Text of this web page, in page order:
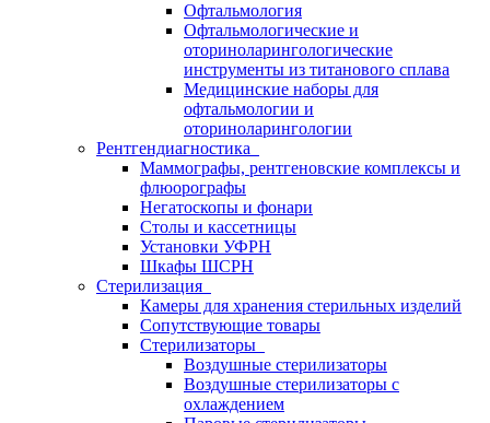
Офтальмология
Офтальмологические и
оториноларингологические
инструменты из титанового сплава
Медицинские наборы для
офтальмологии и
оториноларингологии
Рентгендиагностика
Маммографы, рентгеновские комплексы и
флюорографы
Негатоскопы и фонари
Столы и кассетницы
Установки УФРН
Шкафы ШСРН
Стерилизация
Камеры для хранения стерильных изделий
Сопутствующие товары
Стерилизаторы
Воздушные стерилизаторы
Воздушные стерилизаторы с
охлаждением